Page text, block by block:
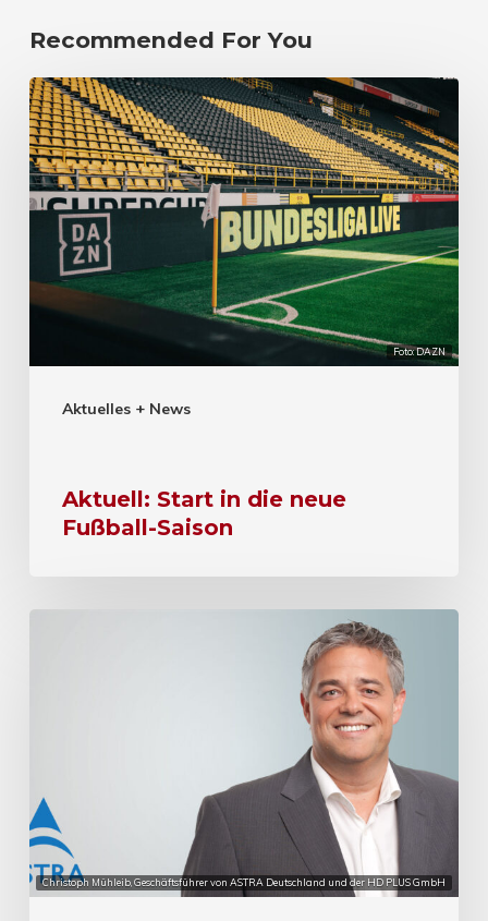
Recommended For You
Foto: DAZN
Aktuelles + News
Aktuell: Start in die neue
Fußball-Saison
Christoph Mühleib, Geschäftsführer von ASTRA Deutschland und der HD PLUS GmbH